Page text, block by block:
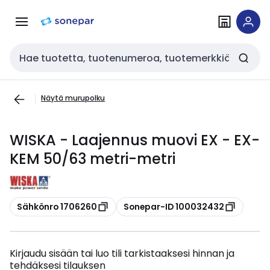
navigointiinsisältöön
Haku
Näytä murupolku
WISKA - Laajennus muovi EX - EX-
KEM 50/63 metri-metri
Kopioi
Sähkönro 1706260 Kopioi
Sonepar-ID 100032432
Kirjaudu sisään tai luo tili tarkistaaksesi hinnan ja
tehdäksesi tilauksen